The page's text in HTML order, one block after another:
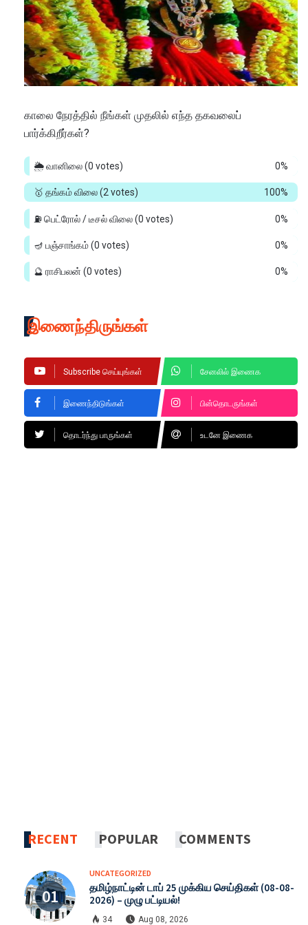
காலை நேரத்தில் நீங்கள் முதலில் எந்த தகவலைப்
பார்க்கிறீர்கள்?
0%
🌦️ வானிலை(0 votes)
100%
🥇 தங்கம் விலை(2 votes)
0%
⛽ பெட்ரோல் / டீசல் விலை(0 votes)
0%
🪔 பஞ்சாங்கம்(0 votes)
0%
🔮 ராசிபலன் (0 votes)
இணைந்திருங்கள்
Subscribe செய்யுங்கள் சேனலில் இணைக
இணைந்திடுங்கள் பின்தொடருங்கள்
தொடர்ந்து பாருங்கள் உடனே இணைக
RECENT POPULAR COMMENTS
UNCATEGORIZED
தமிழ்நாட்டின் டாப் 25 முக்கிய செய்திகள் (08-08-
2026) – முழு பட்டியல்!
34 Aug 08, 2026